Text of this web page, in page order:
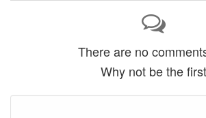
There are no
Why not be the first